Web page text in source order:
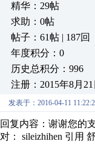
精华：29帖
求助：0帖
帖子：61帖 | 187回
年度积分：0
历史总积分：996
注册：2015年8月21
发表于：2016-04-11
回复内容：谢谢您的
对： sileizhihen 引用